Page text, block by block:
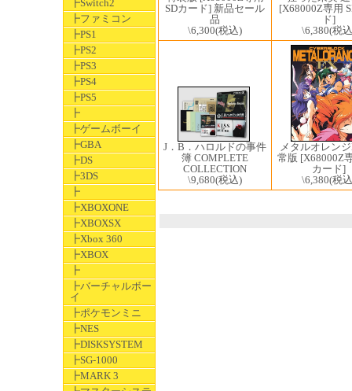
┣Switch2
┣ファミコン
┣PS1
┣PS2
┣PS3
┣PS4
┣PS5
┣
┣ゲームボーイ
┣GBA
┣DS
┣3DS
┣
┣XBOXONE
┣XBOXSX
┣Xbox 360
┣XBOX
┣
┣バーチャルボー
イ
┣ポケモンミニ
┣NES
┣DISKSYSTEM
┣SG-1000
┣MARK 3
SDカード] 新品セール
品
\6,300(税込)
[X68000Z専用
ド]
\6,380(税
J．B．ハロルドの事件
簿 COMPLETE
COLLECTION
\9,680(税込)
メタルオレン
常版 [X68000Z
カード]
\6,380(税